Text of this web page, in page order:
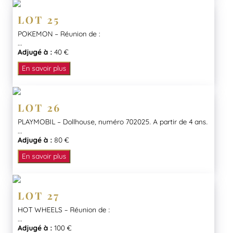
LOT 25
POKEMON – Réunion de :
...
Adjugé à : 40 €
En savoir plus
LOT 26
PLAYMOBIL – Dollhouse, numéro 702025. A partir de 4 ans.
...
Adjugé à : 80 €
En savoir plus
LOT 27
HOT WHEELS – Réunion de :
...
Adjugé à : 100 €